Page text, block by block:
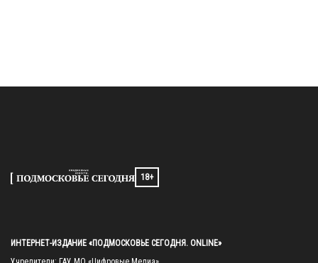
18+
ИНТЕРНЕТ-ИЗДАНИЕ «ПОДМОСКОВЬЕ СЕГОДНЯ. ONLINE»